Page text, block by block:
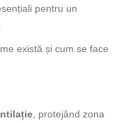
pentru un
există și cum se face
, protejând zona